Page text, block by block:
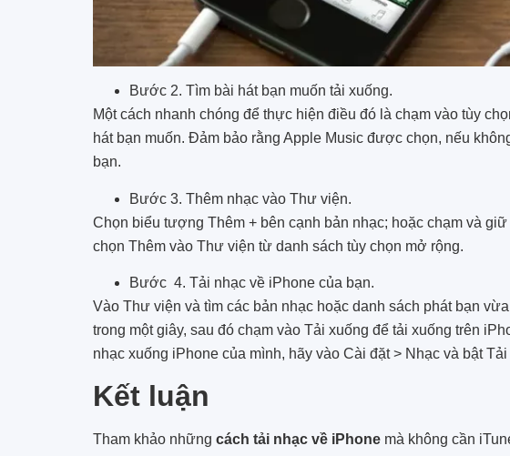
Bước 2. Tìm bài hát bạn muốn tải xuống.
Một cách nhanh chóng để thực hiện điều đó là chạm vào tùy
hát bạn muốn. Đảm bảo rằng Apple Music được chọn, nếu
bạn.
Bước 3. Thêm nhạc vào Thư viện.
Chọn biểu tượng Thêm + bên cạnh bản nhạc; hoặc chạm và
chọn Thêm vào Thư viện từ danh sách tùy chọn mở rộng.
Bước 4. Tải nhạc về iPhone của bạn.
Vào Thư viện và tìm các bản nhạc hoặc danh sách phát bạn
trong một giây, sau đó chạm vào Tải xuống để tải xuống trên
nhạc xuống iPhone của mình, hãy vào Cài đặt > Nhạc và bật
Kết luận
Tham khảo những cách tải nhạc về iPhone mà không cần